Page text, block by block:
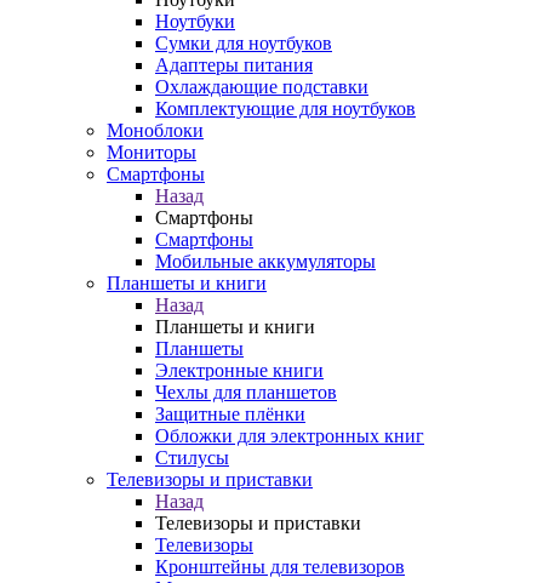
Ноутбуки
Сумки для ноутбуков
Адаптеры питания
Охлаждающие подставки
Комплектующие для ноутбуков
Моноблоки
Мониторы
Смартфоны
Назад
Смартфоны
Смартфоны
Мобильные аккумуляторы
Планшеты и книги
Назад
Планшеты и книги
Планшеты
Электронные книги
Чехлы для планшетов
Защитные плёнки
Обложки для электронных книг
Стилусы
Телевизоры и приставки
Назад
Телевизоры и приставки
Телевизоры
Кронштейны для телевизоров